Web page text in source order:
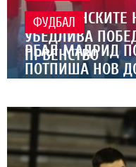
УБЕДЛИВА
ПРВЕНСТВО
ФУДБАЛ
РЕАЛ МАДРИД
ПОТПИША НОВ